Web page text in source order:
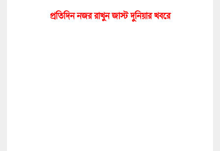
প্রতিদিন নজর রাখুন জাস্ট দুনিয়ার খবরে